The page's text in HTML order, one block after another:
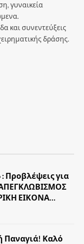
γυναικεία
και συνεντεύξεις
δράσης.
Προβλέψεις για
ΕΙΚΟΝΑ…
Παναγιά! Καλό